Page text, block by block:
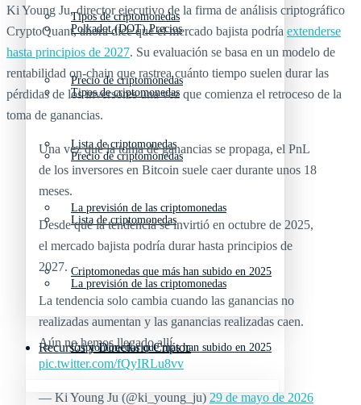
Tipos de criptomonedas
Precio de criptomonedas
Lista de criptomonedas
La previsión de las criptomonedas
Criptomonedas que más han subido en 2025
Recursos y Directorio Cripto
Polkadot (DOT) Precios
Tipos de criptomonedas
Precio de criptomonedas
Lista de criptomonedas
La previsión de las criptomonedas
Criptomonedas que más han subido en 2025
Ki Young Ju, director ejecutivo de la firma de análisis criptográfico
CryptoQuant, ahora dice que el mercado bajista podría extenderse
hasta principios de 2027. Su evaluación se basa en un modelo de
rentabilidad on‑chain que rastrea cuánto tiempo suelen durar las
pérdidas de los inversores una vez que comienza el retroceso de la
toma de ganancias.
Una vez que la toma de ganancias se propaga, el PnL
de los inversores en Bitcoin suele caer durante unos 18
meses.
Desde que la tendencia se invirtió en octubre de 2025,
el mercado bajista podría durar hasta principios de
2027.
La tendencia solo cambia cuando las ganancias no
realizadas aumentan y las ganancias realizadas caen.
Aún no hemos llegado allí.
pic.twitter.com/fQyIRLu8vv
— Ki Young Ju (@ki_young_ju) 29 de mayo de 2026